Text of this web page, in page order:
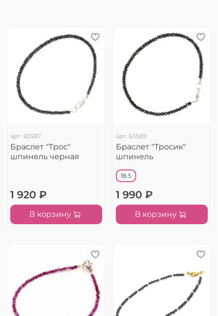
арт. 63587
Браслет "Трос"
шпинель черная
1 920 ₽
В корзину
арт. 63589
Браслет "Тросик"
шпинель
18.5
1 990 ₽
В корзину